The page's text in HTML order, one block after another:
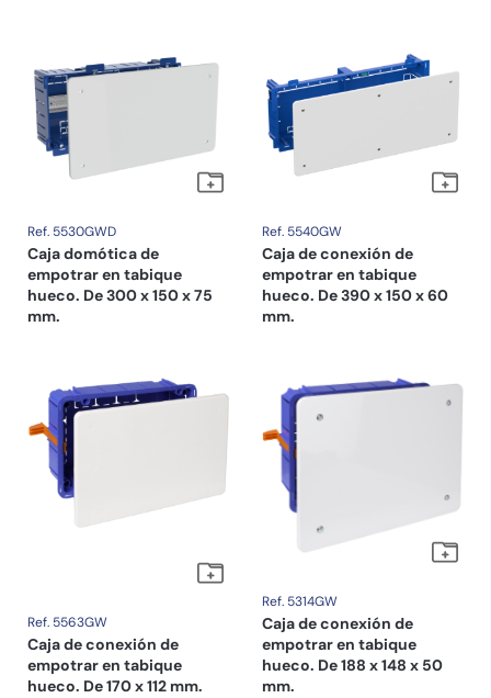
Ref. 5530GWD
Caja domótica de
empotrar en tabique
hueco. De 300 x 150 x 75
mm.
Ref. 5540GW
Caja de conexión de
empotrar en tabique
hueco. De 390 x 150 x 60
mm.
Ref. 5563GW
Caja de conexión de
empotrar en tabique
hueco. De 170 x 112 mm.
Ref. 5314GW
Caja de conexión de
empotrar en tabique
hueco. De 188 x 148 x 50
mm.